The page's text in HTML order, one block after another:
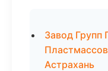
Завод Групп
Астрахань